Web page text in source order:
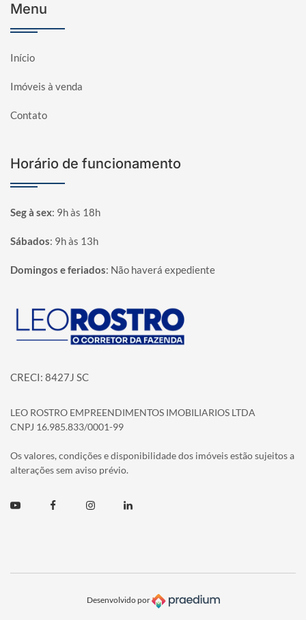
Menu
Início
Imóveis à venda
Contato
Horário de funcionamento
Seg à sex: 9h às 18h
Sábados: 9h às 13h
Domingos e feriados: Não haverá expediente
Página inicial
CRECI: 8427J SC
LEO ROSTRO EMPREENDIMENTOS IMOBILIARIOS LTDA
CNPJ 16.985.833/0001-99
Os valores, condições e disponibilidade dos imóveis estão sujeitos a
alterações sem aviso prévio.
Youtube FacebookInstagramLinkedin
Desenvolvido por